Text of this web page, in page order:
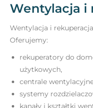
Wentylacja i
Wentylacja i
Oferujemy:
rekuperatory do
użytkowych,
centrale
systemy
kanały i kształtki